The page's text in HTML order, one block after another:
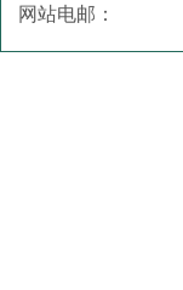
网站电邮：